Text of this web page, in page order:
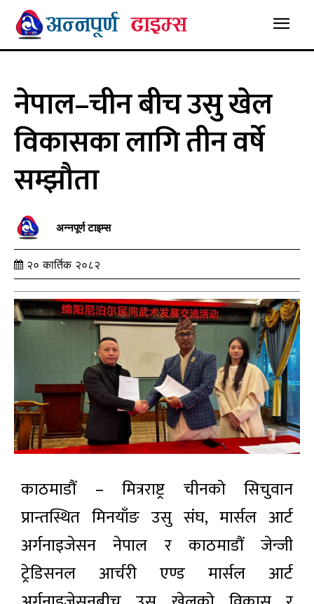
नेपाल–चीन बीच उसु खेल
विकासका लागि तीन वर्षे
सम्झौता
अन्नपूर्ण टाइम्स
२० कार्तिक २०८२
काठमाडौं – मित्रराष्ट्र चीनको सिचुवान
प्रान्तस्थित मिनयाँङ उसु संघ, मार्सल आर्ट
अर्गनाइजेसन नेपाल र काठमाडौं जेन्जी
ट्रेडिसनल आर्चरी एण्ड मार्सल आर्ट